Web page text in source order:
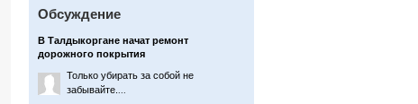
Обсуждение
В Талдыкоргане начат ремонт
дорожного покрытия
Только убирать за собой не
забывайте.